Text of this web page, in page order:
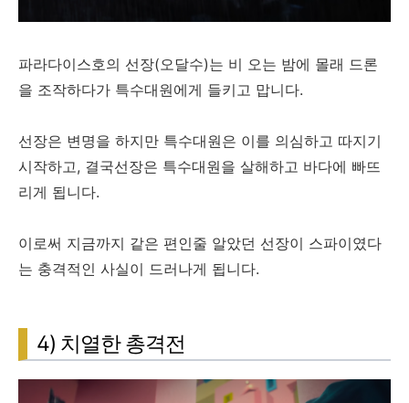
파라다이스호의 선장(오달수)는 비 오는 밤에 몰래 드론
을 조작하다가 특수대원에게 들키고 맙니다.
선장은 변명을 하지만 특수대원은 이를 의심하고 따지기
시작하고, 결국선장은 특수대원을 살해하고 바다에 빠뜨
리게 됩니다.
이로써 지금까지 같은 편인줄 알았던 선장이 스파이였다
는 충격적인 사실이 드러나게 됩니다.
4) 치열한 총격전